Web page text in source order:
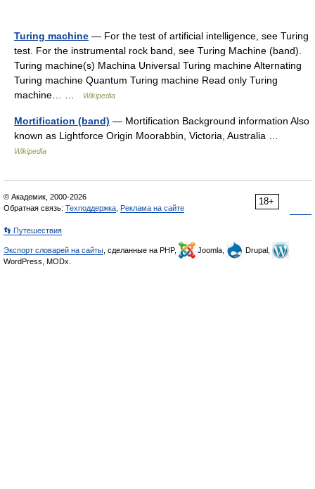
Turing machine — For the test of artificial intelligence, see Turing
test. For the instrumental rock band, see Turing Machine (band).
Turing machine(s) Machina Universal Turing machine Alternating
Turing machine Quantum Turing machine Read only Turing
machine… …
Wikipedia
Mortification (band) — Mortification Background information Also
known as Lightforce Origin Moorabbin, Victoria, Australia …
Wikipedia
18+
© Академик, 2000-2026
Обратная связь: Техподдержка Реклама на сайте
👣 Путешествия
Экспорт словарей на сайты , сделанные на PHP, Joomla,
Drupal,
WordPress, MODx.